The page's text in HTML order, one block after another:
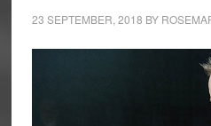
23 SEPTEMBER, 2018 BY